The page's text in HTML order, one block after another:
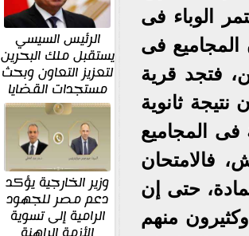
الوباء فى
فى
فتجد قرية
نتيجة ثانوية
فى المجاميع
90% من انتشار الغش، فالامتحان
حتى إن
منهم
الرئيس السيسي
يستقبل ملك البحرين
لتعزيز التعاون وبحث
مستجدات القضايا
الإقليمية والدولية
وزير الخارجية يؤكد
دعم مصر للجهود
الرامية إلى تسوية